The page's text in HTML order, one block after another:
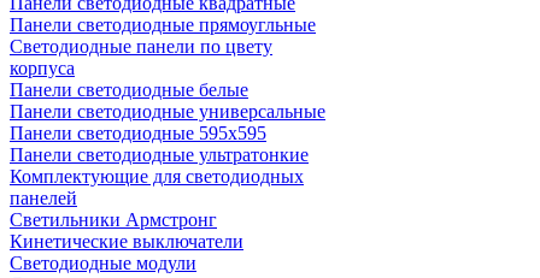
Панели светодиодные прямоугльные
Светодиодные панели по цвету
корпуса
Панели светодиодные белые
Панели светодиодные универсальные
Панели светодиодные 595х595
Панели светодиодные ультратонкие
Комплектующие для светодиодных
панелей
Светильники Армстронг
Кинетические выключатели
Светодиодные модули